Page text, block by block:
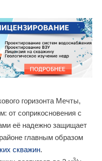
горизонта Мечты,
от соприкосновения с
её надежно защищает
главным образом
скважин.
3